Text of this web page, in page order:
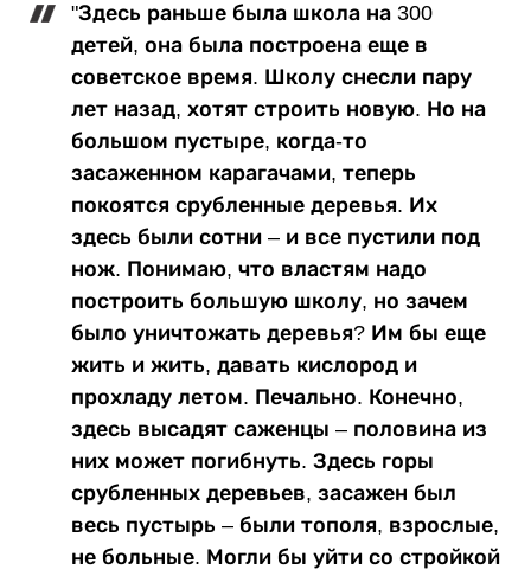
"Здесь раньше была школа на 300
детей, она была построена еще в
советское время. Школу снесли пару
лет назад, хотят строить новую. Но на
большом пустыре, когда-то
засаженном карагачами, теперь
покоятся срубленные деревья. Их
здесь были сотни – и все пустили под
нож. Понимаю, что властям надо
построить большую школу, но зачем
было уничтожать деревья? Им бы еще
жить и жить, давать кислород и
прохладу летом. Печально. Конечно,
здесь высадят саженцы – половина из
них может погибнуть. Здесь горы
срубленных деревьев, засажен был
весь пустырь – были тополя, взрослые,
не больные. Могли бы уйти со стройкой